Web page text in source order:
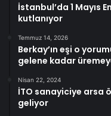
İstanbul’da 1 Mayıs
kutlanıyor
Temmuz 14, 2026
Berkay’ın eşi o
gelene kadar
Nisan 22, 2024
İTO sanayiciye arsa
geliyor